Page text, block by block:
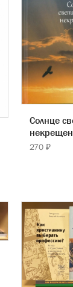
Солнце
270 ₽